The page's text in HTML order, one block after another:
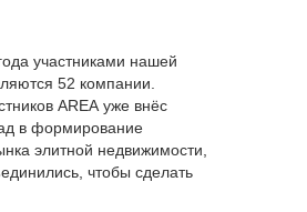
участниками нашей
52 компании.
AREA уже внёс
в формирование
элитной недвижимости,
чтобы сделать